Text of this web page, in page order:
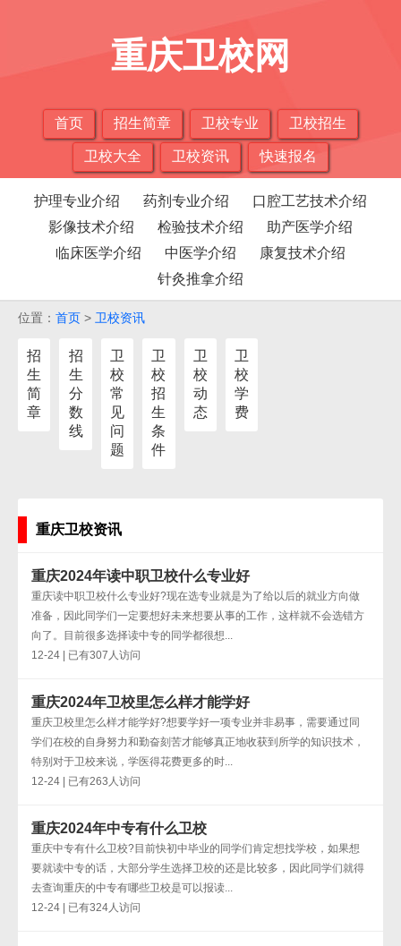
重庆卫校网
首页 招生简章 卫校专业 卫校招生
卫校大全 卫校资讯 快速报名
护理专业介绍 药剂专业介绍
口腔工艺技术介绍
影像技术介绍
检验技术介绍
助产医学介绍
临床医学介绍
中医学介绍
康复技术介绍
针灸推拿介绍
位置： 首页 > 卫校资讯
招
生
简
章
招
生
分
数
线
卫
校
常
见
问
题
卫
校
招
生
条
件
卫
校
动
态
卫
校
学
费
重庆卫校资讯
重庆2024年读中职卫校什么专业好
重庆读中职卫校什么专业好?现在选专业就是为了给以后的就业方向做
准备，因此同学们一定要想好未来想要从事的工作，这样就不会选错方
向了。目前很多选择读中专的同学都很想...
12-24 | 已有307人访问
重庆2024年卫校里怎么样才能学好
重庆卫校里怎么样才能学好?想要学好一项专业并非易事，需要通过同
学们在校的自身努力和勤奋刻苦才能够真正地收获到所学的知识技术，
特别对于卫校来说，学医得花费更多的时...
12-24 | 已有263人访问
重庆2024年中专有什么卫校
重庆中专有什么卫校?目前快初中毕业的同学们肯定想找学校，如果想
要就读中专的话，大部分学生选择卫校的还是比较多，因此同学们就得
去查询重庆的中专有哪些卫校是可以报读...
12-24 | 已有324人访问